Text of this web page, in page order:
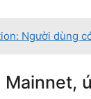
Người dùng